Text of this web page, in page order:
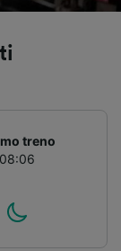
treno
08:06